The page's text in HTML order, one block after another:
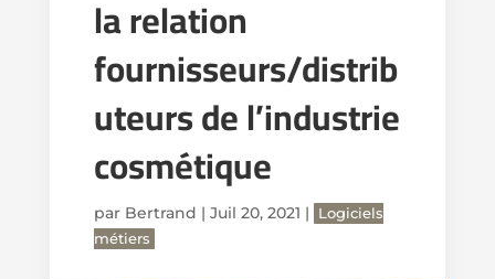
la relation
fournisseurs/distrib
uteurs de l’industrie
cosmétique
par Bertrand | Juil 20, 2021 |
Logiciels
métiers